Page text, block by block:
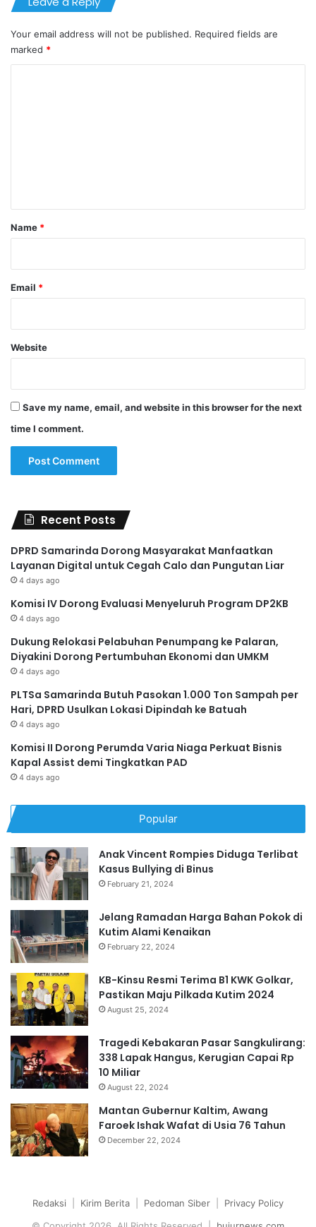
Your email address will not be published. Required fields are
marked *
*
Name *
Email *
Website
Save my name, email, and website in this browser for the next
time I comment.
Recent Posts
DPRD Samarinda Dorong Masyarakat Manfaatkan
Layanan Digital untuk Cegah Calo dan Pungutan Liar
4 days ago
Komisi IV Dorong Evaluasi Menyeluruh Program DP2KB
4 days ago
Dukung Relokasi Pelabuhan Penumpang ke Palaran,
Diyakini Dorong Pertumbuhan Ekonomi dan UMKM
4 days ago
PLTSa Samarinda Butuh Pasokan 1.000 Ton Sampah per
Hari, DPRD Usulkan Lokasi Dipindah ke Batuah
4 days ago
Komisi II Dorong Perumda Varia Niaga Perkuat Bisnis
Kapal Assist demi Tingkatkan PAD
4 days ago
Popular
Anak Vincent Rompies Diduga Terlibat
Kasus Bullying di Binus
February 21, 2024
Jelang Ramadan Harga Bahan Pokok di
Kutim Alami Kenaikan
February 22, 2024
KB-Kinsu Resmi Terima B1 KWK Golkar,
Pastikan Maju Pilkada Kutim 2024
August 25, 2024
Tragedi Kebakaran Pasar Sangkulirang:
338 Lapak Hangus, Kerugian Capai Rp
10 Miliar
August 22, 2024
Mantan Gubernur Kaltim, Awang
Faroek Ishak Wafat di Usia 76 Tahun
December 22, 2024
Redaksi Kirim Berita Pedoman Siber
Privacy Policy